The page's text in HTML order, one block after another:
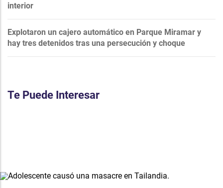
interior
Explotaron un cajero automático en Parque Miramar y
hay tres detenidos tras una persecución y choque
Te Puede Interesar